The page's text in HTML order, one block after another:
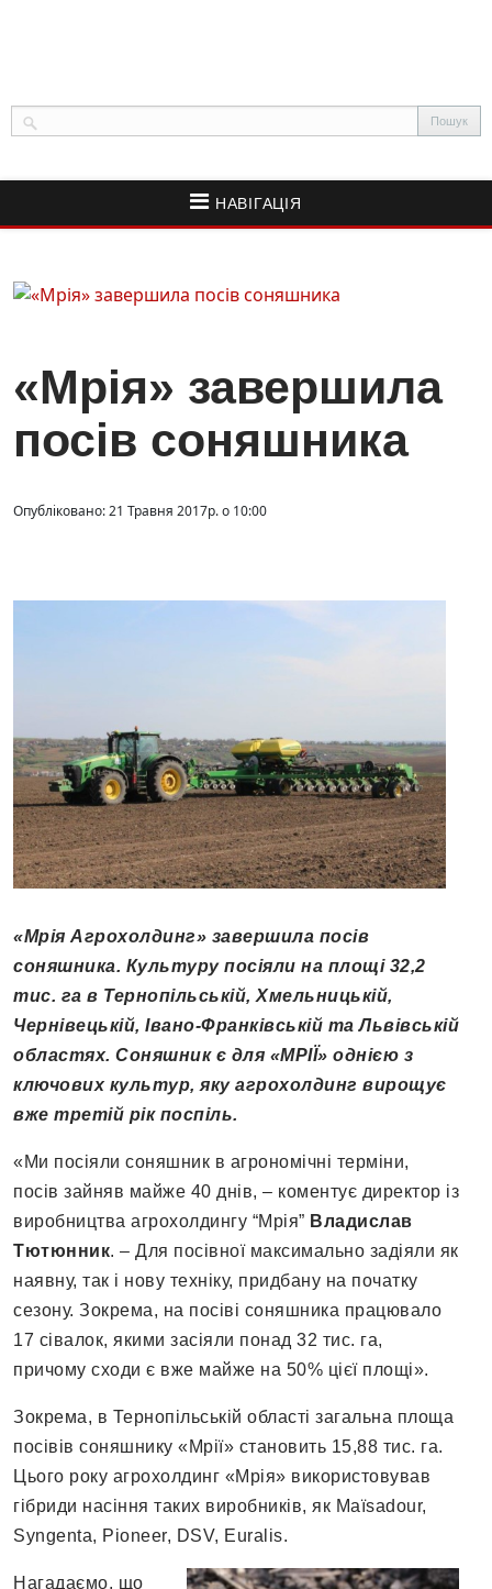
НАВІГАЦІЯ
«Мрія» завершила
посів соняшника
Опубліковано: 21 Травня 2017р. о 10:00
«Мрія Агрохолдинг» завершила посів
соняшника. Культуру посіяли на площі 32,2
тис. га в Тернопільській, Хмельницькій,
Чернівецькій, Івано-Франківській та Львівській
областях. Соняшник є для «МРІЇ» однією з
ключових культур, яку агрохолдинг вирощує
вже третій рік поспіль.
«Ми посіяли соняшник в агрономічні терміни,
посів зайняв майже 40 днів, – коментує директор із
виробництва агрохолдингу “Мрія” Владислав
Тютюнник. – Для посівної максимально задіяли як
наявну, так і нову техніку, придбану на початку
сезону. Зокрема, на посіві соняшника працювало
17 сівалок, якими засіяли понад 32 тис. га,
причому сходи є вже майже на 50% цієї площі».
Зокрема, в Тернопільській області загальна площа
посівів соняшнику «Мрії» становить 15,88 тис. га.
Цього року агрохолдинг «Мрія» використовував
гібриди насіння таких виробників, як Maїsadour,
Syngenta, Pioneer, DSV, Euralis.
Нагадаємо, що